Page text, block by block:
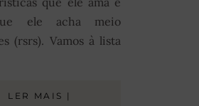
ele acha meio
(rsrs). Vamos à lista
LER MAIS |